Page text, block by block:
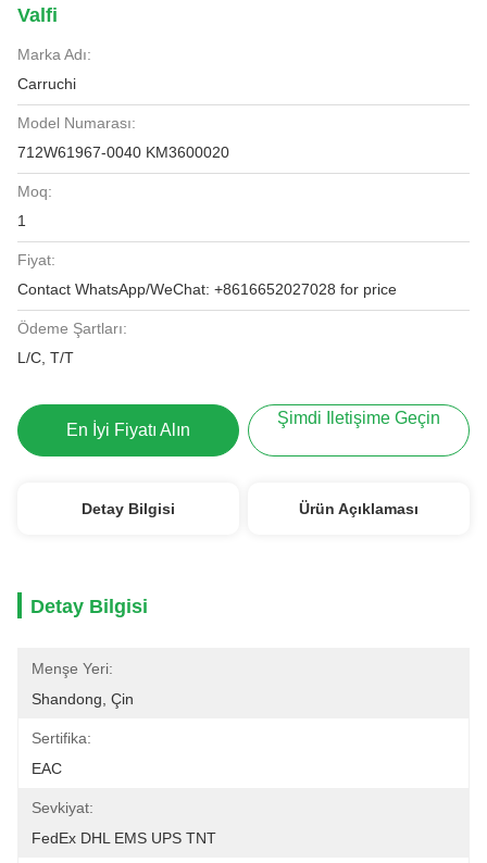
Valfi
Marka Adı:
Carruchi
Model Numarası:
712W61967-0040 KM3600020
Moq:
1
Fiyat:
Contact WhatsApp/WeChat: +8616652027028 for price
Ödeme Şartları:
L/C, T/T
En İyi Fiyatı Alın
Şimdi Iletişime Geçin
Detay Bilgisi Ürün Açıklaması
Detay Bilgisi
Menşe Yeri:
Shandong, Çin
Sertifika:
EAC
Sevkiyat:
FedEx DHL EMS UPS TNT